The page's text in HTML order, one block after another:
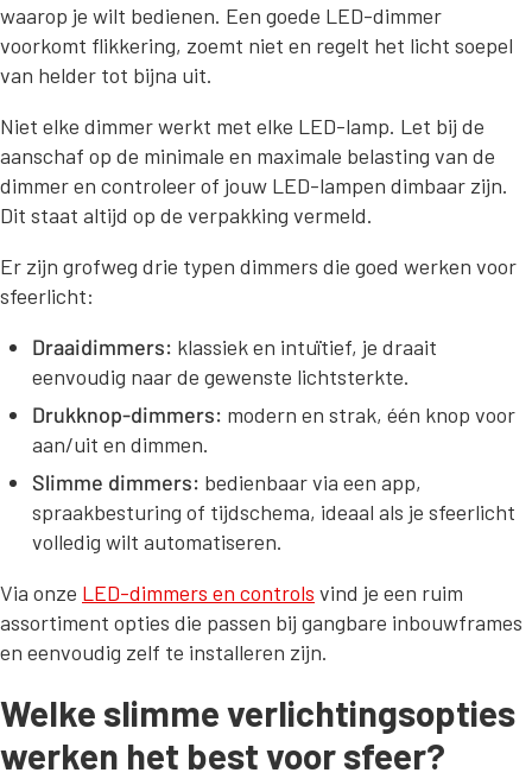
waarop je wilt bedienen. Een goede LED-dimmer
voorkomt flikkering, zoemt niet en regelt het licht soepel
van helder tot bijna uit.
Niet elke dimmer werkt met elke LED-lamp. Let bij de
aanschaf op de minimale en maximale belasting van de
dimmer en controleer of jouw LED-lampen dimbaar zijn.
Dit staat altijd op de verpakking vermeld.
Er zijn grofweg drie typen dimmers die goed werken voor
sfeerlicht:
Draaidimmers: klassiek en intuïtief, je draait
eenvoudig naar de gewenste lichtsterkte.
Drukknop-dimmers: modern en strak, één knop voor
aan/uit en dimmen.
Slimme dimmers: bedienbaar via een app,
spraakbesturing of tijdschema, ideaal als je sfeerlicht
volledig wilt automatiseren.
Via onze LED-dimmers en controls vind je een ruim
assortiment opties die passen bij gangbare inbouwframes
en eenvoudig zelf te installeren zijn.
Welke slimme verlichtingsopties
werken het best voor sfeer?